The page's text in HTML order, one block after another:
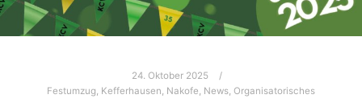
24. Oktober 2025
Festumzug, Kefferhausen, Nakofe, News, Organisatorisches